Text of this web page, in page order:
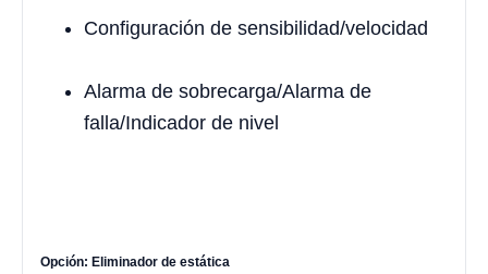
Configuración de sensibilidad/velocidad
Alarma de sobrecarga/Alarma de
falla/Indicador de nivel
Opción: Eliminador de estática